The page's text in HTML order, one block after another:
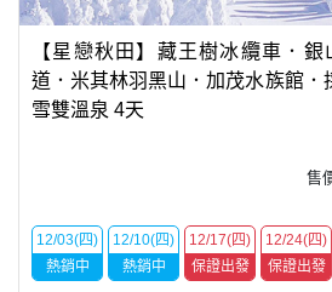
【星戀秋田】藏王樹冰纜車．
道．米其林羽黑山．加茂水族館．
雪雙溫泉 4天
售
12/03(四)
熱銷中
12/10(四)
熱銷中
12/17(四)
保證出發
12/24(四)
保證出發